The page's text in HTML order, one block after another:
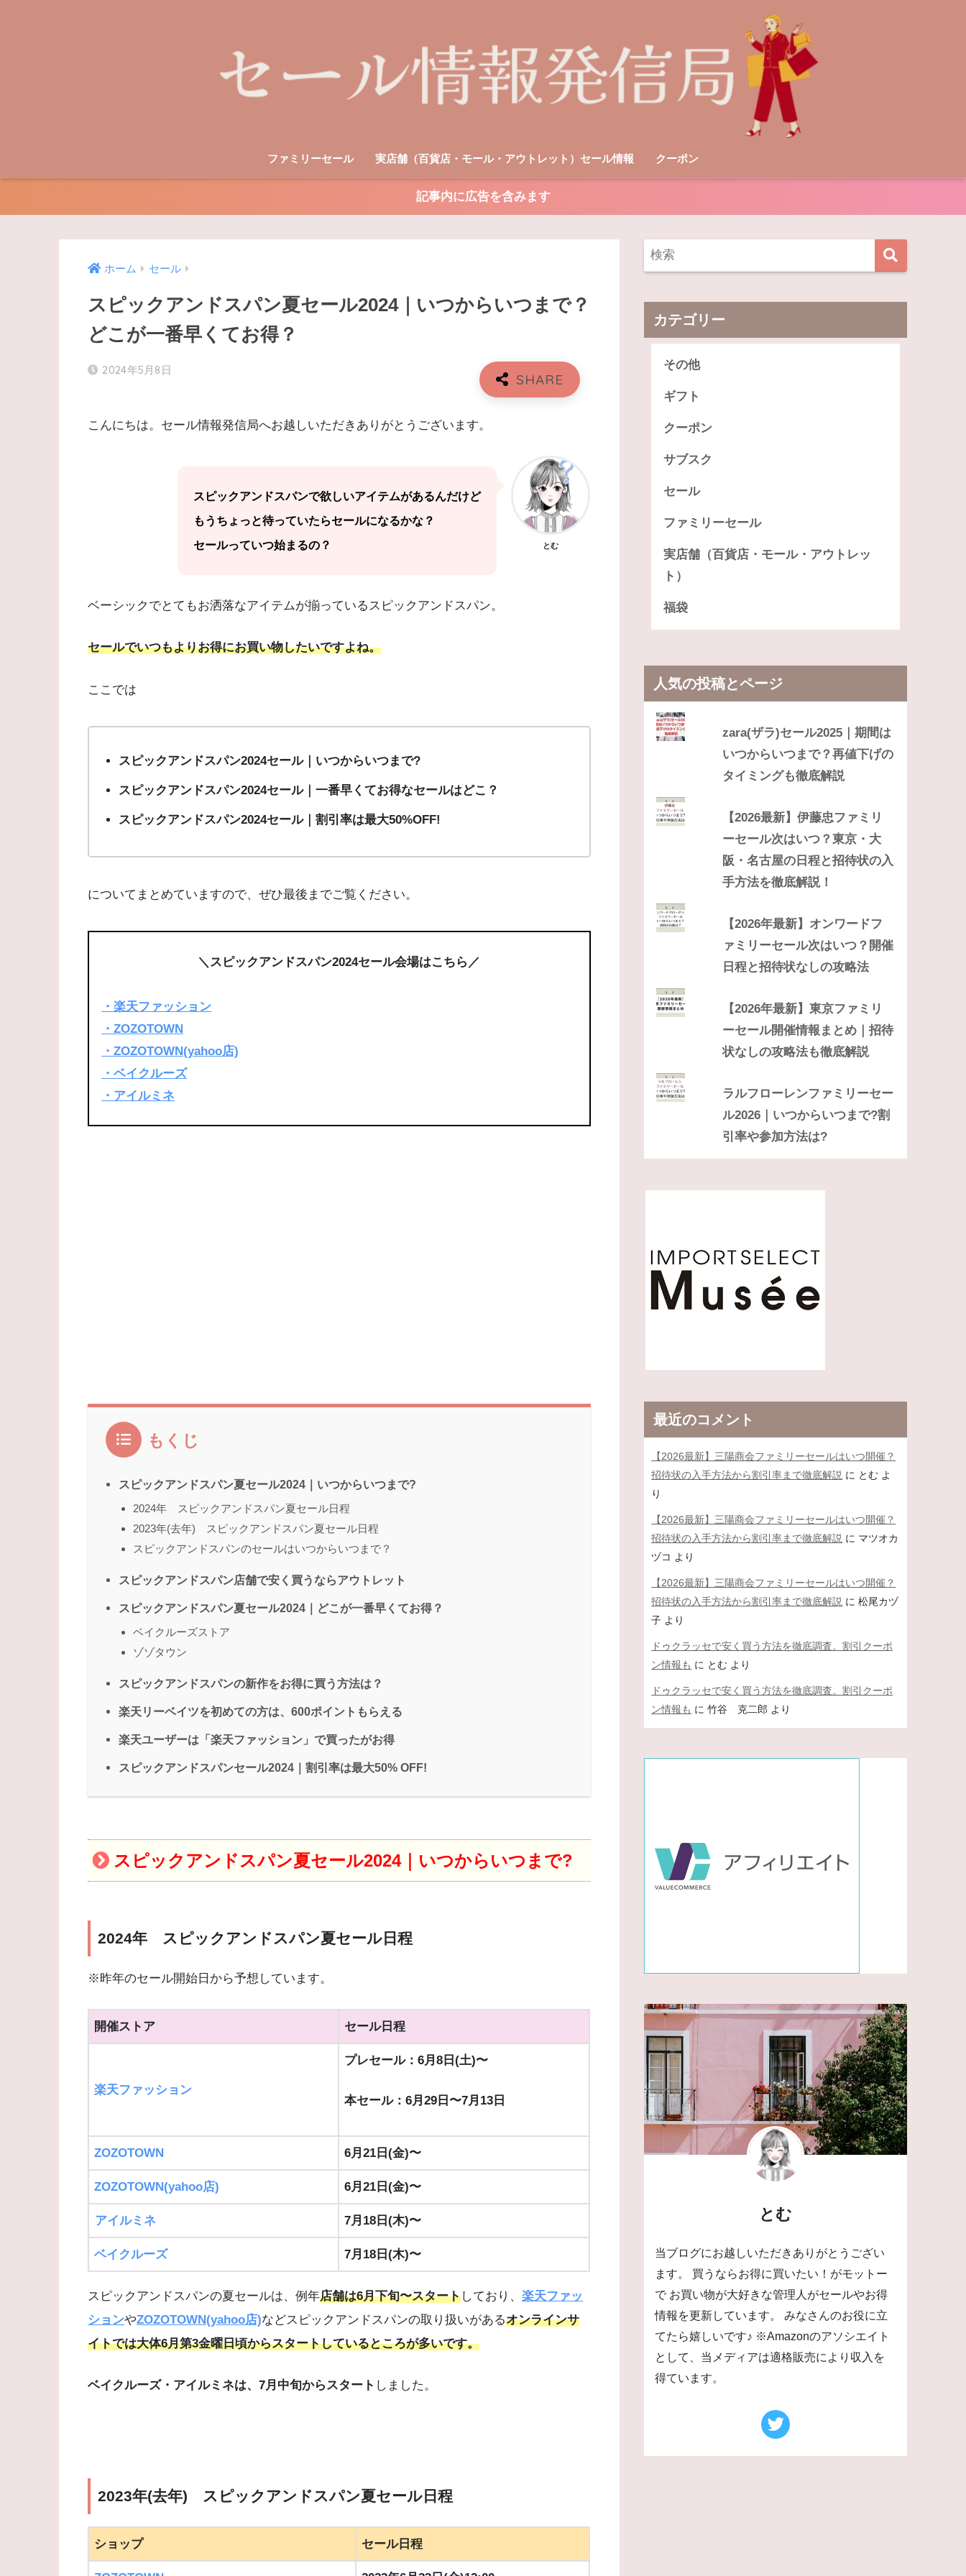
ファミリーセール 実店舗（百貨店・モール・アウトレット）セール情報 クーポン
記事内に広告を含みます
ホーム セール
スピックアンドスパン夏セール2024｜いつからいつまで？
どこが一番早くてお得？
2024年5月8日
こんにちは。セール情報発信局へお越しいただきありがとうございます。
スピックアンドスパンで欲しいアイテムがあるんだけど
もうちょっと待っていたらセールになるかな？
セールっていつ始まるの？
とむ
ベーシックでとてもお洒落なアイテムが揃っているスピックアンドスパン。
セールでいつもよりお得にお買い物したいですよね。
ここでは
スピックアンドスパン2024セール｜いつからいつまで?
スピックアンドスパン2024セール｜一番早くてお得なセールはどこ？
スピックアンドスパン2024セール｜割引率は最大50%OFF!
についてまとめていますので、ぜひ最後までご覧ください。
＼スピックアンドスパン2024セール会場はこちら／
・楽天ファッション
・ZOZOTOWN
・ZOZOTOWN(yahoo店)
・ベイクルーズ
・アイルミネ
もくじ
スピックアンドスパン夏セール2024｜いつからいつまで?
2024年 スピックアンドスパン夏セール日程
2023年(去年) スピックアンドスパン夏セール日程
スピックアンドスパンのセールはいつからいつまで？
スピックアンドスパン店舗で安く買うならアウトレット
スピックアンドスパン夏セール2024｜どこが一番早くてお得？
ベイクルーズストア
ゾゾタウン
スピックアンドスパンの新作をお得に買う方法は？
楽天リーベイツを初めての方は、600ポイントもらえる
楽天ユーザーは「楽天ファッション」で買ったがお得
スピックアンドスパンセール2024｜割引率は最大50% OFF!
スピックアンドスパン夏セール2024｜いつからいつまで?
2024年 スピックアンドスパン夏セール日程
※昨年のセール開始日から予想しています。
開催ストア セール日程
楽天ファッション
プレセール：6月8日(土)〜
本セール：6月29日〜7月13日
ZOZOTOWN 6月21日(金)〜
ZOZOTOWN(yahoo店) 6月21日(金)〜
アイルミネ 7月18日(木)〜
ベイクルーズ 7月18日(木)〜
スピックアンドスパンの夏セールは、例年店舗は6月下旬〜スタートしており、 楽天ファッ
ションやZOZOTOWN(yahoo店)などスピックアンドスパンの取り扱いがあるオンラインサ
イトでは大体6月第3金曜日頃からスタートしているところが多いです。
ベイクルーズ・アイルミネは、7月中旬からスタート しました。
2023年(去年) スピックアンドスパン夏セール日程
ショップ セール日程
カテゴリー
その他
ギフト
クーポン
サブスク
セール
ファミリーセール
実店舗（百貨店・モール・アウトレッ
ト）
福袋
人気の投稿とページ
zara(ザラ)セール2025｜期間は
いつからいつまで？再値下げの
タイミングも徹底解説
【2026最新】伊藤忠ファミリ
ーセール次はいつ？東京・大
阪・名古屋の日程と招待状の入
手方法を徹底解説！
【2026年最新】オンワードフ
ァミリーセール次はいつ？開催
日程と招待状なしの攻略法
【2026年最新】東京ファミリ
ーセール開催情報まとめ｜招待
状なしの攻略法も徹底解説
ラルフローレンファミリーセー
ル2026｜いつからいつまで?割
引率や参加方法は?
最近のコメント
【2026最新】三陽商会ファミリーセールはいつ開催？
招待状の入手方法から割引率まで徹底解説 に とむ よ
り
【2026最新】三陽商会ファミリーセールはいつ開催？
招待状の入手方法から割引率まで徹底解説 に マツオカ
ヅコ より
【2026最新】三陽商会ファミリーセールはいつ開催？
招待状の入手方法から割引率まで徹底解説 に松尾カヅ
子 より
ドゥクラッセで安く買う方法を徹底調査。割引クーポ
ン情報も に とむ より
ドゥクラッセで安く買う方法を徹底調査。割引クーポ
ン情報も に竹谷 克二郎 より
とむ
当ブログにお越しいただきありがとうござい
ます。 買うならお得に買いたい！がモットー
で お買い物が大好きな管理人がセールやお得
情報を更新しています。 みなさんのお役に立
てたら嬉しいです♪ ※Amazonのアソシエイト
として、当メディアは適格販売により収入を
得ています。